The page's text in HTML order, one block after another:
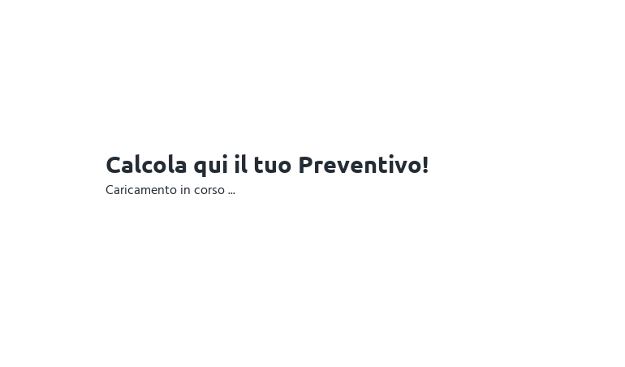
Calcola qui il tuo Preventivo!
Caricamento in corso ...